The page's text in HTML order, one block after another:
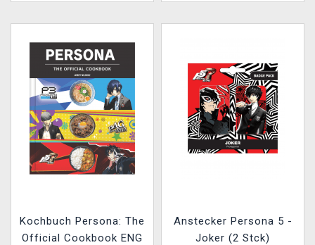
Kochbuch Persona: The
Official Cookbook ENG
Anstecker Persona 5 -
Joker (2 Stck)